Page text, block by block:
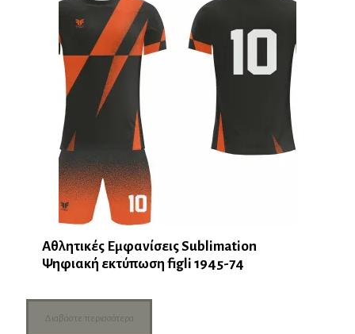
Αθλητικές Εμφανίσεις Sublimation
Ψηφιακή εκτύπωση figli 1945-74
Διαβάστε περισσότερα